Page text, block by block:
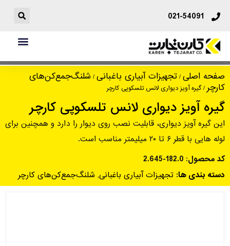
021-54091
گیره آویز دیواری لانس تلسکوپی کارچر
صفحه اصلی / تجهیزات آبیاری باغبانی / شلنگ‌جمع‌کن‌های
کارچر / گیره آویز دیواری لانس تلسکوپی کارچر
گیره آویز دیواری لانس تلسکوپی کارچر
این گیره آویز دیواری، قابلیت نصب روی دیوار را دارد و همچنین برای
لوله هایی با قطر ۶ تا ۲۰ میلیمتر مناسب است.
کد محصول: 2.645-182.0
دسته بندی ها: تجهیزات آبیاری باغبانی, شلنگ‌جمع‌کن‌های کارچر